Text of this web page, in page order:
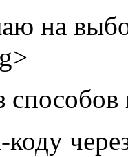
на
коду